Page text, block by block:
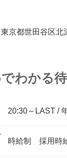
都世田谷区北沢
わかる
20:30～LAST /
時給制 採用時